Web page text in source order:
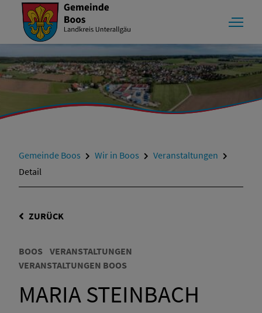
Gemeinde Boos Wir in Boos
Veranstaltungen
Detail
ZURÜCK
BOOS
VERANSTALTUNGEN
VERANSTALTUNGEN BOOS
MARIA STEINBACH